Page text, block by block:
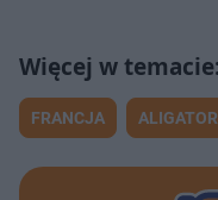
FRANCJA ALIGATOR